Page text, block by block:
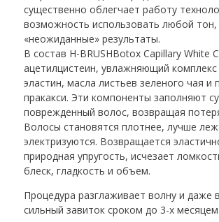
существенно облегчает работу
возможность использовать любой тон,
«неожиданные» результаты.
В состав H-BRUSHBotox Capillary White
ацетилцистеин, увлажняющий комплекс
эластин, масла листьев зеленого чая и
пракакси. Эти компоненты заполняют
поврежденный волос, возвращая
Волосы становятся плотнее, лучше
электризуются. Возвращается
природная упругость, исчезает
блеск, гладкость и объем.
Процедура разглаживает волну и даже
сильный завиток сроком до 3-х месяцем.